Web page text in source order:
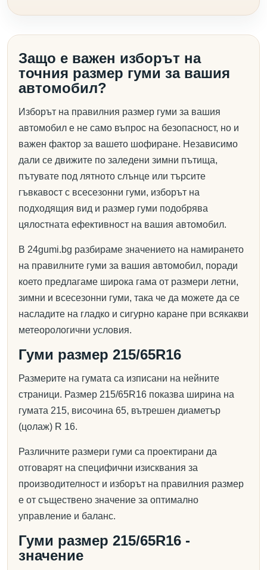
Защо е важен изборът на
точния размер гуми за вашия
автомобил?
Изборът на правилния размер гуми за вашия
автомобил е не само въпрос на безопасност, но и
важен фактор за вашето шофиране. Независимо
дали се движите по заледени зимни пътища,
пътувате под лятното слънце или търсите
гъвкавост с всесезонни гуми, изборът на
подходящия вид и размер гуми подобрява
цялостната ефективност на вашия автомобил.
В 24gumi.bg разбираме значението на намирането
на правилните гуми за вашия автомобил, поради
което предлагаме широка гама от размери летни,
зимни и всесезонни гуми, така че да можете да се
насладите на гладко и сигурно каране при всякакви
метеорологични условия.
Гуми размер 215/65R16
Размерите на гумата са изписани на нейните
страници. Размер 215/65R16 показва ширина на
гумата 215, височина 65, вътрешен диаметър
(цолаж) R 16.
Различните размери гуми са проектирани да
отговарят на специфични изисквания за
производителност и изборът на правилния размер
е от съществено значение за оптимално
управление и баланс.
Гуми размер 215/65R16 -
значение